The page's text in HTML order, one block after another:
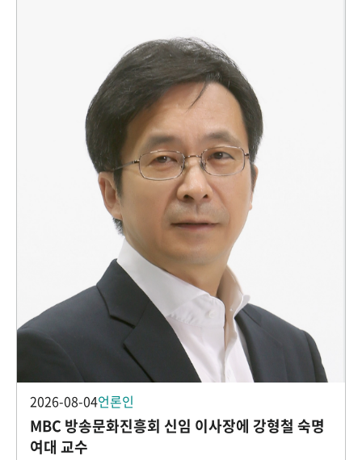
2026-08-04언론인
MBC 방송문화진흥회 신임 이사장에 강형철 숙명
여대 교수